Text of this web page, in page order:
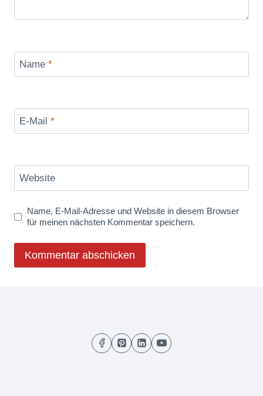
Name *
E-Mail *
Website
Name, E-Mail-Adresse und Website in diesem Browser
für meinen nächsten Kommentar speichern.